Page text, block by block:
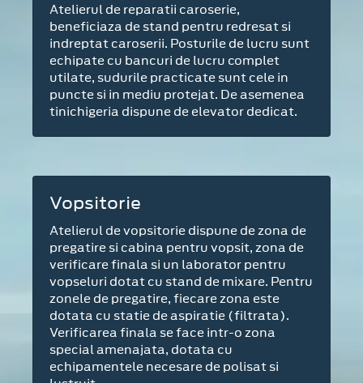
Atelierul de reparatii caroserie,
beneficiaza de stand pentru redresat si
indreptat caroserii. Posturile de lucru sunt
echipate cu bancuri de lucru complet
utilate, sudurile practicate sunt cele in
puncte si in mediu protejat. De asemenea
tinichigeria dispune de elevator dedicat.
Vopsitorie
Atelierul de vopsitorie dispune de zona de
pregatire si cabina pentru vopsit, zona de
verificare finala si un laborator pentru
vopseluri dotat cu stand de mixare. Pentru
zonele de pregatire, fiecare zona este
dotata cu statie de aspiratie (filtrata).
Verificarea finala se face intr-o zona
special amenajata, dotata cu
echipamentele necesare de polisat si